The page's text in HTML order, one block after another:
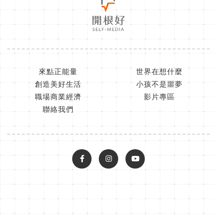
來點正能量
世界在想什麼
創造美好生活
小孩不是噩夢
職場商業經濟
影片專區
聯絡我們